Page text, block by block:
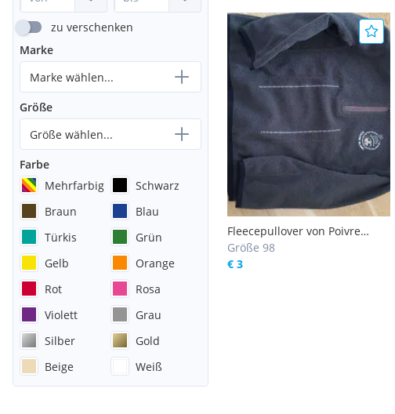
zu verschenken
Marke
Marke wählen...
Größe
Größe wählen...
Farbe
Mehrfarbig
Schwarz
Braun
Blau
Türkis
Grün
Gelb
Orange
Rot
Rosa
Violett
Grau
Silber
Gold
Beige
Weiß
Fleecepullover von Poivre
Blanc
Größe 98
€ 3